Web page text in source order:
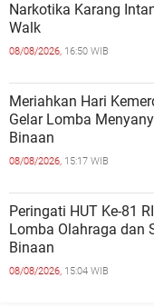
Narkotika Karang
Walk
08/08/2026, 16:50 WIB
Meriahkan Hari
Gelar Lomba
Binaan
08/08/2026, 15:17 WIB
Peringati HUT Ke-81
Lomba Olahraga dan
Binaan
08/08/2026, 15:04 WIB